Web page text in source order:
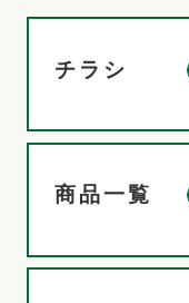
チラシ
商品一覧